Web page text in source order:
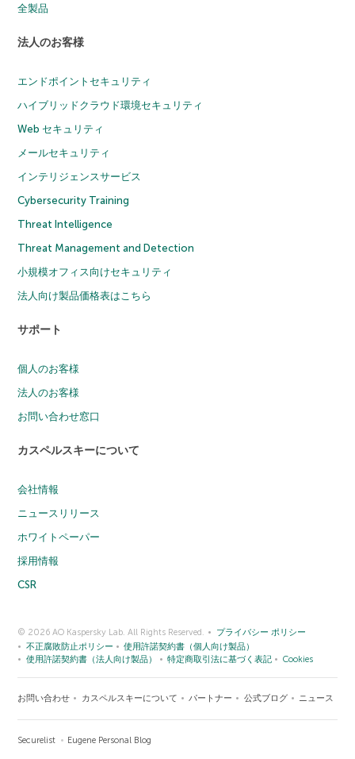
全製品
法人のお客様
エンドポイントセキュリティ
ハイブリッドクラウド環境セキュリティ
Web セキュリティ
メールセキュリティ
インテリジェンスサービス
Cybersecurity Training
Threat Intelligence
Threat Management and Detection
小規模オフィス向けセキュリティ
法人向け製品価格表はこちら
サポート
個人のお客様
法人のお客様
お問い合わせ窓口
カスペルスキーについて
会社情報
ニュースリリース
ホワイトペーパー
採用情報
CSR
© 2026 AO Kaspersky Lab. All Rights Reserved.
プライバシー ポリシー
不正腐敗防止ポリシー
使用許諾契約書（個人向け製品）
使用許諾契約書（法人向け製品）
特定商取引法に基づく表記 Cookies
お問い合わせ カスペルスキーについて パートナー 公式ブログ ニュース
Securelist Eugene Personal Blog